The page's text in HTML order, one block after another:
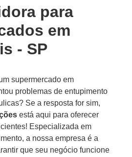
para
em
- SP
supermercado em
problemas de entupimento
Se a resposta for sim,
está aqui para oferecer
Especializada em
a nossa empresa é a
que seu negócio funcione